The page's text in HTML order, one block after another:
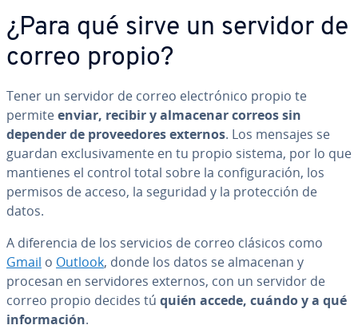
¿Para qué sirve un servidor de
correo propio?
Tener un servidor de correo ele­c­tró­ni­co propio te
permiteenviar, recibir y almacenar correos sin
depender de pro­vee­do­res externos. Los mensajes se
guardan ex­clu­si­va­me­n­te en tu propio sistema, por lo que
mantienes el control total sobre la co­n­fi­gu­ra­ción, los
permisos de acceso, la seguridad y la pro­te­c­ción de
datos.
A di­fe­re­n­cia de los servicios de correo clásicos como
Gmail o Outlook, donde los datos se almacenan y
procesan en se­r­vi­do­res externos, con un servidor de
correo propio decides tú quién accede, cuándo y a qué
in­fo­r­ma­ción.